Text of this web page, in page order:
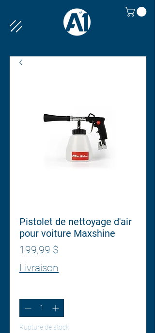
Pistolet de nettoyage d'air
pour voiture Maxshine
199,99 $
Livraison
Rupture de stock